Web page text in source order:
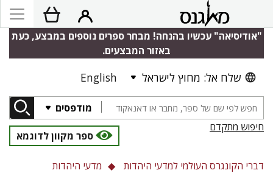
"אודיסיאה" עכשיו בהנחה! מבחר ספרים נוספים במבצע, כעת
באזור המבצעים.
שלח אל: מחוץ לישראל English
מודפסים
חיפוש מתקדם
ספר מקוון לדוגמא
דברי הקונגרס העולמי למדעי היהדות מדעי היהדות